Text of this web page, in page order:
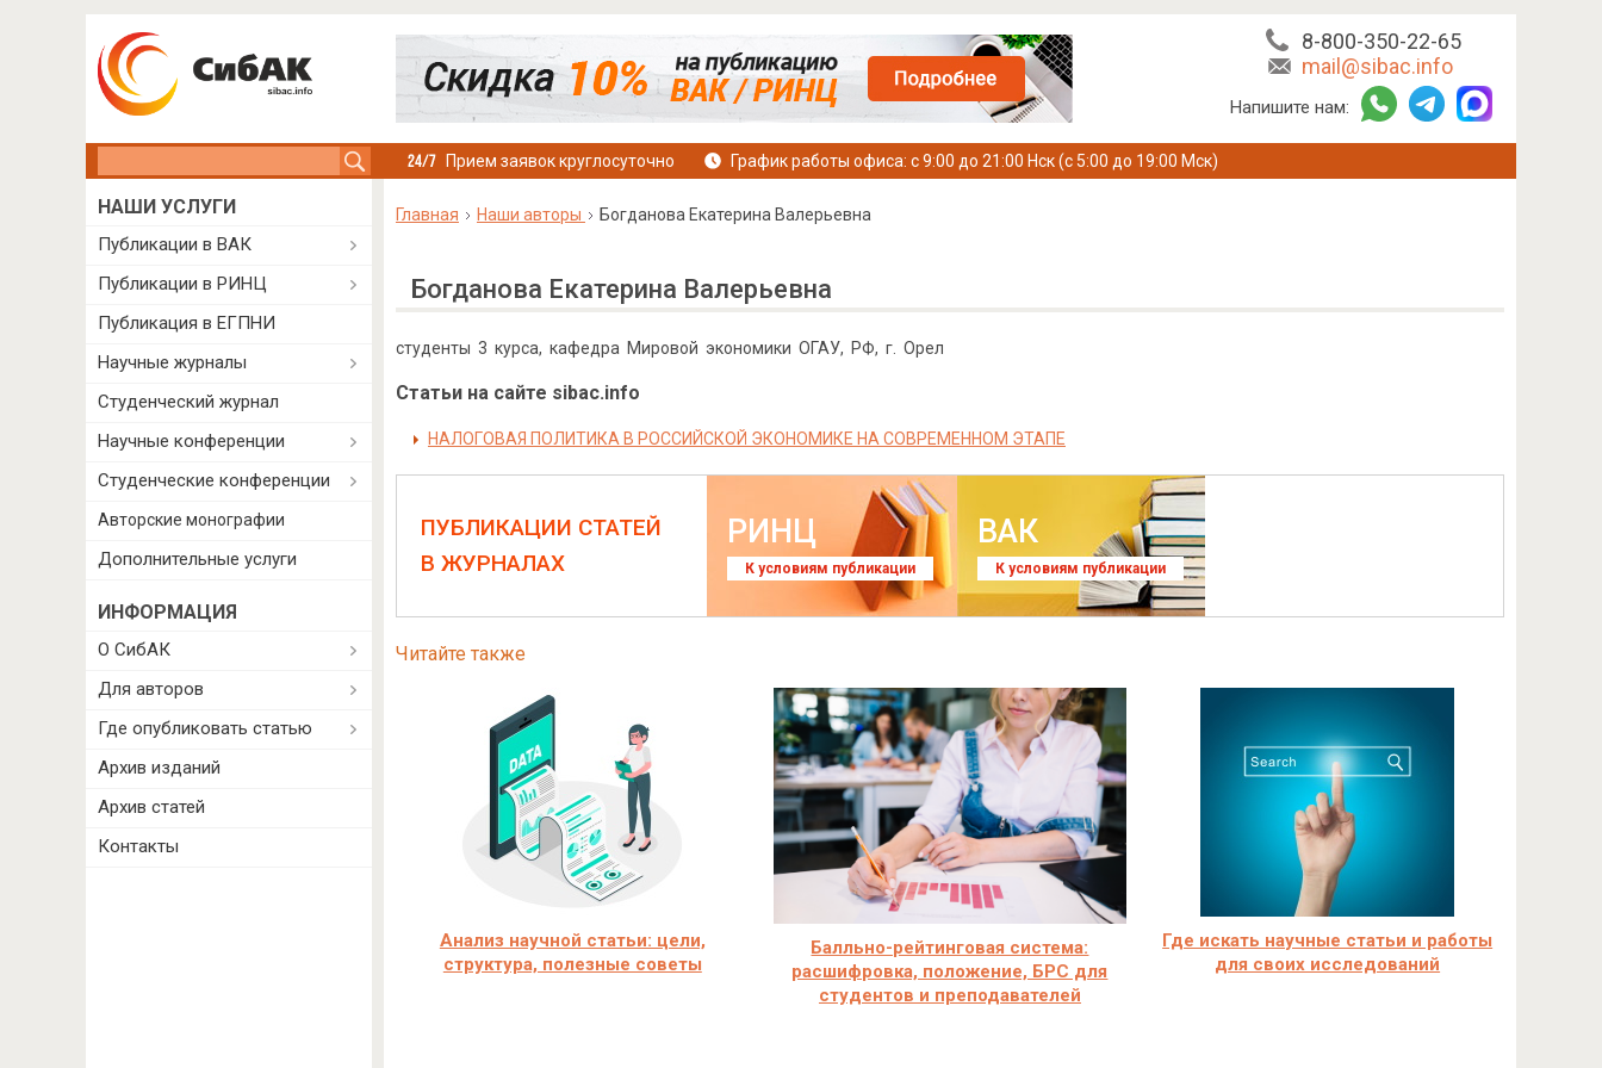
8-800-350-22-65
mail@sibac.info
Напишите нам:
Прием заявок круглосуточно График работы офиса: с 9:00 до 21:00 Нск (с 5:00 до 19:00 Мск)
Главная Наши авторы Богданова Екатерина Валерьевна
Богданова Екатерина Валерьевна
студенты 3 курса, кафедра Мировой экономики ОГАУ, РФ, г. Орел
Статьи на сайте sibac.info
НАЛОГОВАЯ ПОЛИТИКА В РОССИЙСКОЙ ЭКОНОМИКЕ НА СОВРЕМЕННОМ ЭТАПЕ
ПУБЛИКАЦИИ СТАТЕЙ
В ЖУРНАЛАХ
РИНЦ
К условиям публикации
ВАК
К условиям публикации
Читайте также
Анализ научной статьи: цели,
структура, полезные советы
Балльно-рейтинговая система:
расшифровка, положение, БРС для
студентов и преподавателей
Где искать научные статьи и работы
для своих исследований
НАШИ УСЛУГИ
Публикации в ВАК
Публикации в РИНЦ
Публикация в ЕГПНИ
Научные журналы
Студенческий журнал
Научные конференции
Студенческие конференции
Авторские монографии
Дополнительные услуги
ИНФОРМАЦИЯ
О СибАК
Для авторов
Где опубликовать статью
Архив изданий
Архив статей
Контакты